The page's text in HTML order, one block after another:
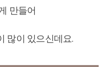
만들어
많이 있으신데요.